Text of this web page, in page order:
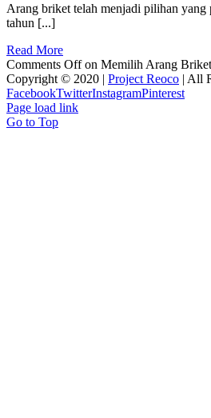
Arang briket telah menjadi pilihan yang
tahun [...]
Read More
Comments Offon Memilih Arang Briket
Copyright © 2020 | Project Reoco | All
FacebookTwitterInstagramPinterest
Page load link
Go to Top